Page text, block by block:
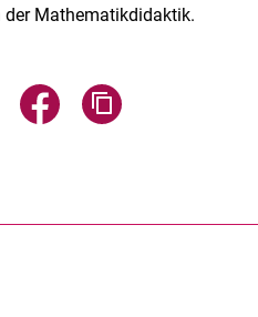
der Mathematikdidaktik.
E-Mail teilen
Seite über WhatsApp teilen
Seite über Facebook